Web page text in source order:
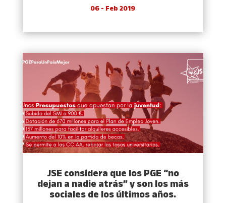
06 - Feb 2019
JSE considera que los PGE “no
dejan a nadie atrás” y son los más
sociales de los últimos años.